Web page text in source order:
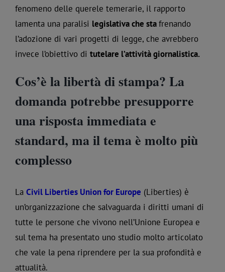
fenomeno delle querele temerarie, il rapporto
lamenta una paralisi legislativa che stafrenando
l’adozione di vari progetti di legge, che avrebbero
invece l’obiettivo di tutelare l’attività giornalistica.
Cos’è la libertà di stampa? La
domanda potrebbe presupporre
una risposta immediata e
standard, ma il tema è molto più
complesso
La Civil Liberties Union for Europe (Liberties) è
un’organizzazione che salvaguarda i diritti umani di
tutte le persone che vivono nell’Unione Europea e
sul tema ha presentato uno studio molto articolato
che vale la pena riprendere per la sua profondità e
attualità.